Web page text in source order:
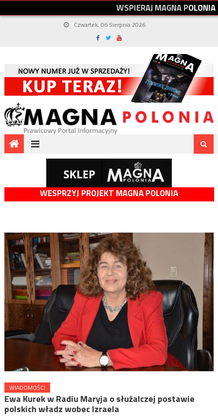
WSPIERAJMAGNAPOLONIA
Czwartek, 06 Sierpnia 2026
WESPRZYJ PROJEKT MAGNA POLONIA
WIADOMOŚCI
Ewa Kurek w Radiu Maryja o służalczej postawie
polskich władz wobec Izraela